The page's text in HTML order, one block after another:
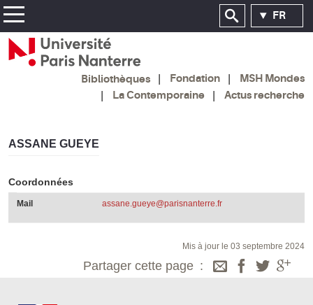
FR
Bibliothèques Fondation
MSH Mondes
La Contemporaine
Actus recherche
ASSANE GUEYE
Coordonnées
Mail assane.gueye@parisnanterre.fr
Mis à jour le 03 septembre 2024
Partager cette page